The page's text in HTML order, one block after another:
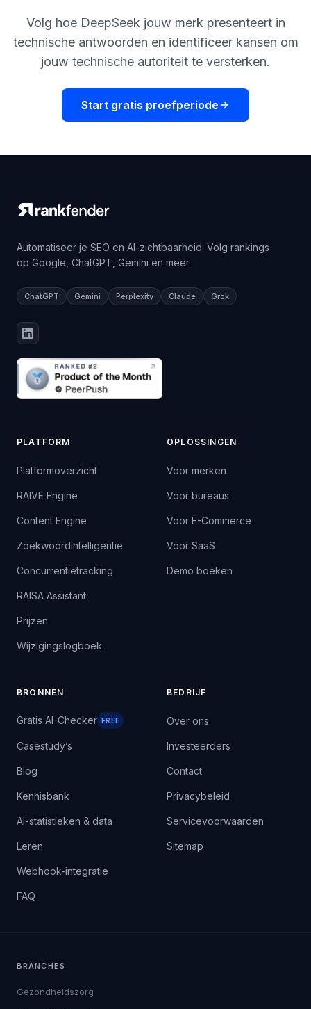
Volg hoe DeepSeek jouw merk presenteert in
technische antwoorden en identificeer kansen om
jouw technische autoriteit te versterken.
Start gratis proefperiode
Automatiseer je SEO en AI-zichtbaarheid. Volg rankings
op Google, ChatGPT, Gemini en meer.
ChatGPT Gemini Perplexity Claude Grok
PLATFORM
Platformoverzicht
RAIVE Engine
Content Engine
Zoekwoordintelligentie
Concurrentietracking
RAISA Assistant
Prijzen
Wijzigingslogboek
OPLOSSINGEN
Voor merken
Voor bureaus
Voor E-Commerce
Voor SaaS
Demo boeken
BRONNEN
Gratis AI-Checker FREE
Casestudy’s
Blog
Kennisbank
AI-statistieken & data
Leren
Webhook-integratie
FAQ
BEDRIJF
Over ons
Investeerders
Contact
Privacybeleid
Servicevoorwaarden
Sitemap
BRANCHES
Gezondheidszorg